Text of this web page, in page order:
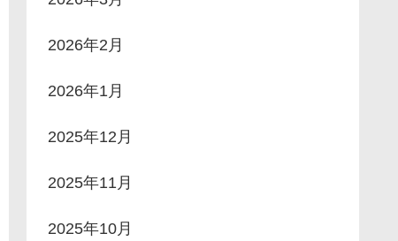
2026年2月
2026年1月
2025年12月
2025年11月
2025年10月